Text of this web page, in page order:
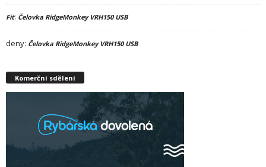
Fit: Čelovka RidgeMonkey VRH150 USB
deny: Čelovka RidgeMonkey VRH150 USB
Komerční sdělení